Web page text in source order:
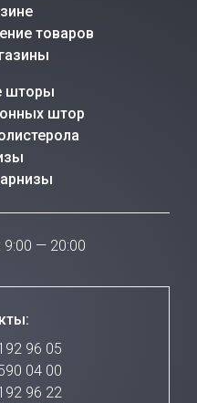
товаров
шторы
штор
— 20:00
96 05
04 00
96 22